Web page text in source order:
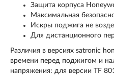
Защита корпуса
Максимальная
Искры поджига не
Для дистанционного
Различия в версиях satronic
времени перед поджигом и
напряжения: для версии TF